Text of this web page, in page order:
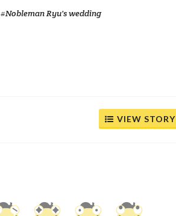
#Nobleman Ryu's wedding
VIEW STORY